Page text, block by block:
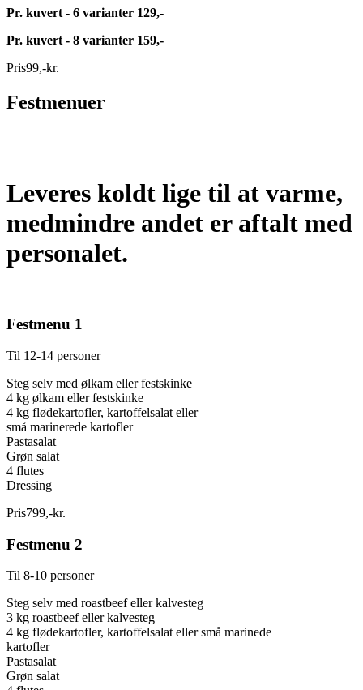
Pr. kuvert - 6 varianter 129,-
Pr. kuvert - 8 varianter 159,-
Pris99,-kr.
Festmenuer
Leveres koldt lige til at varme,
medmindre andet er aftalt med
personalet.
Festmenu 1
Til 12-14 personer
Steg selv med ølkam eller festskinke
4 kg ølkam eller festskinke
4 kg flødekartofler, kartoffelsalat eller
små marinerede kartofler
Pastasalat
Grøn salat
4 flutes
Dressing
Pris799,-kr.
Festmenu 2
Til 8-10 personer
Steg selv med roastbeef eller kalvesteg
3 kg roastbeef eller kalvesteg
4 kg flødekartofler, kartoffelsalat eller små marinede
kartofler
Pastasalat
Grøn salat